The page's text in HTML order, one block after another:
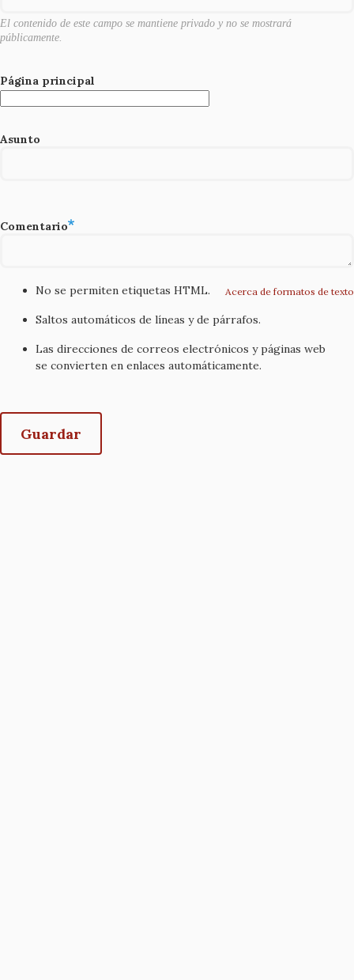
El contenido de este campo se mantiene privado y no se mostrará
públicamente.
Página principal
Asunto
Comentario
Acerca de formatos de texto
No se permiten etiquetas HTML.
Saltos automáticos de líneas y de párrafos.
Las direcciones de correos electrónicos y páginas web
se convierten en enlaces automáticamente.